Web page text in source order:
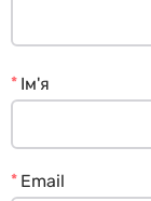
Ім'я
*
Email
*